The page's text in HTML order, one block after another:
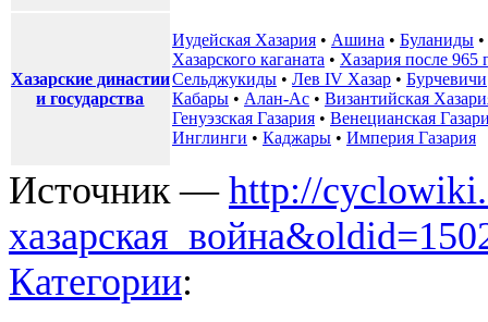
Хазарские династии
и государства
Иудейская Хазария • Ашина • Буланиды •
Хазарского каганата • Хазария после 965
Сельджукиды • Лев IV Хазар • Бурчевичи
Кабары • Алан-Ас • Византийская
Генуэзская Газария • Венецианская
Инглинги • Каджары • Империя Газария
Источник — http://
Категории: